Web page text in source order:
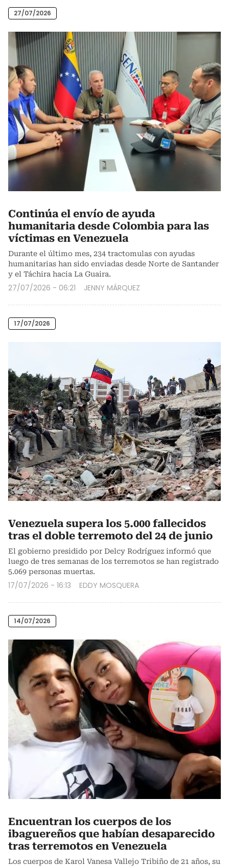
27/07/2026
Continúa el envío de ayuda
humanitaria desde Colombia para las
víctimas en Venezuela
Durante el último mes, 234 tractomulas con ayudas
humanitarias han sido enviadas desde Norte de Santander
y el Táchira hacia La Guaira.
27/07/2026 - 06:21 JENNY MÁRQUEZ
17/07/2026
Venezuela supera los 5.000 fallecidos
tras el doble terremoto del 24 de junio
El gobierno presidido por Delcy Rodríguez informó que
luego de tres semanas de los terremotos se han registrado
5.069 personas muertas.
17/07/2026 - 16:13 EDDY MOSQUERA
14/07/2026
Encuentran los cuerpos de los
ibaguereños que habían desaparecido
tras terremotos en Venezuela
Los cuerpos de Karol Vanesa Vallejo Tribiño de 21 años, su